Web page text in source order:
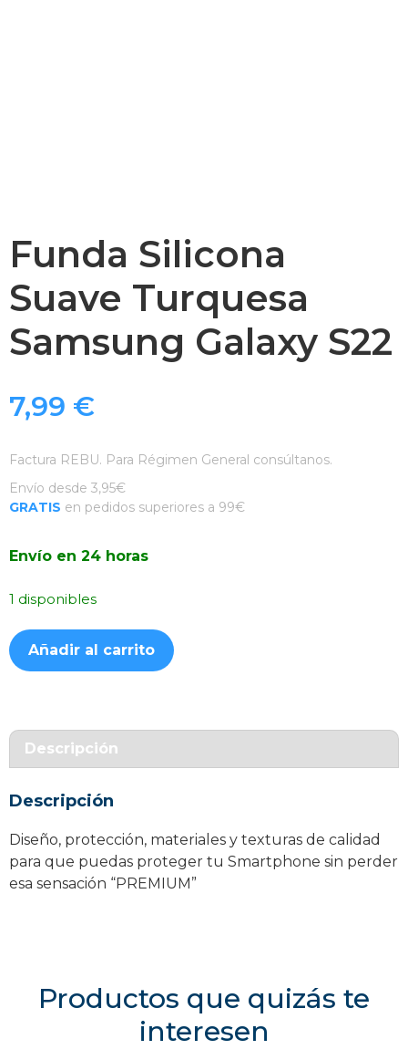
Funda Silicona
Suave Turquesa
Samsung Galaxy S22
7,99 €
Factura REBU. Para Régimen General consúltanos.
Envío desde 3,95€
GRATIS en pedidos superiores a 99€
Envío en 24 horas
1 disponibles
Funda
Silicona
Samsung
Galaxy
S22
cantidad
Añadir al carrito
Descripción
Descripción
Diseño, protección, materiales y texturas de calidad
para que puedas proteger tu Smartphone sin perder
esa sensación “PREMIUM”
Productos que quizás te
interesen